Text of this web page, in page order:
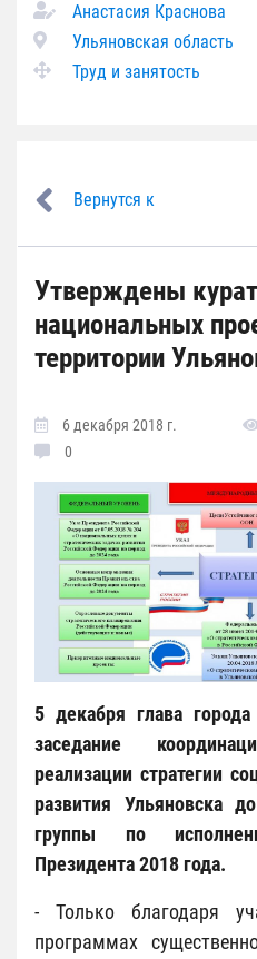
Анастасия Краснова
Ульяновская область
Труд и занятость
Вернутся к
Утверждены
национальных
территории
6 декабря 2018 г.
0
5 декабря глава
заседание
реализации стратегии
развития Ульяновска
группы по
Президента 2018 года.
- Только благодаря
программах